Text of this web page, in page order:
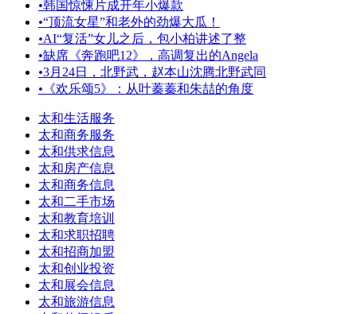
•韩国惊悚片成开年小爆款
•“顶流女星”和老外的劲爆大瓜！
•AI“复活”女儿之后，包小柏讲述了整
•缺席《奔跑吧12》，高调复出的Angela
•3月24日，北野武，赵本山沈腾北野武同
• 《欢乐颂5》：从叶蓁蓁和朱喆的角度
太和生活服务
太和商务服务
太和供求信息
太和房产信息
太和商务信息
太和二手市场
太和教育培训
太和求职招聘
太和招商加盟
太和创业投资
太和展会信息
太和旅游信息